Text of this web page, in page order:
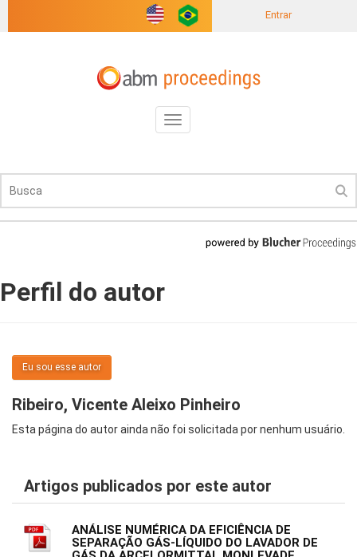
Entrar
Toggle
navigation
Perfil do autor
Eu sou esse autor
Ribeiro, Vicente Aleixo Pinheiro
Esta página do autor ainda não foi solicitada por nenhum usuário.
Artigos publicados por este autor
ANÁLISE NUMÉRICA DA EFICIÊNCIA DE
SEPARAÇÃO GÁS-LÍQUIDO DO LAVADOR DE